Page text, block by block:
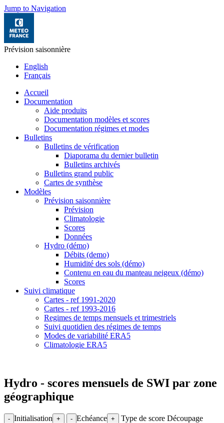
Jump to Navigation
Prévision saisonnière
English
Français
Accueil
Documentation
Aide produits
Documentation modèles et scores
Documentation régimes et modes
Bulletins
Bulletins de vérification
Diaporama du dernier bulletin
Bulletins archivés
Bulletins grand public
Cartes de synthèse
Modèles
Prévision saisonnière
Prévision
Climatologie
Scores
Données
Hydro (démo)
Débits (demo)
Humidité des sols (démo)
Contenu en eau du manteau neigeux (démo)
Scores
Suivi climatique
Cartes - ref 1991-2020
Cartes - ref 1993-2016
Regimes de temps mensuels et trimestriels
Suivi quotidien des régimes de temps
Modes de variabilité ERA5
Climatologie ERA5
Hydro - scores mensuels de SWI par zone
géographique
- Initialisation + - Echéance + Type de score Découpage